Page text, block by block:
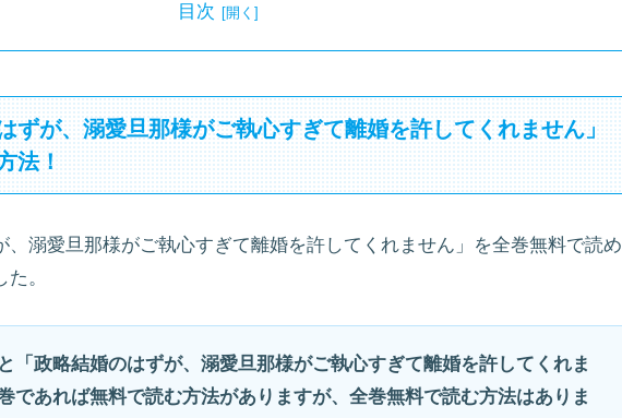
目次
ずが、溺愛旦那様がご執心すぎて離婚を許してくれません」
法！
、溺愛旦那様がご執心すぎて離婚を許してくれません」を全巻無料で読め
。
「政略結婚のはずが、溺愛旦那様がご執心すぎて離婚を許してくれま
であれば無料で読む方法がありますが、全巻無料で読む方法はありま